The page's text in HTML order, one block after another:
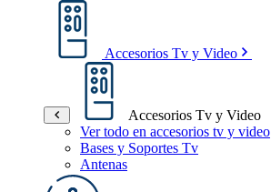
Accesorios Tv y Video
Accesorios Tv y Video
Ver todo en accesorios tv y video
Bases y Soportes Tv
Antenas